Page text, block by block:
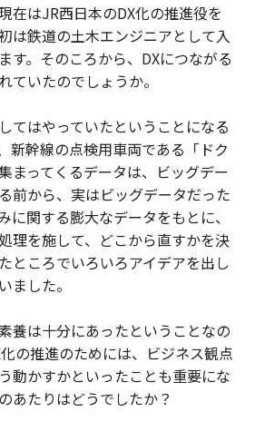
在はJR西日本のDX化の推進役を
は鉄道の土木エンジニアとして入
す。そのころから、DXにつながる
ていたのでしょうか。
はやっていたということになる
新幹線の点検用車両である「ドク
まってくるデータは、ビッグデー
前から、実はビッグデータだった
に関する膨大なデータをもとに、
理を施して、どこから直すかを決
ところでいろいろアイデアを出し
ました。
養は十分にあったということなの
の推進のためには、ビジネス観点
動かすかといったことも重要にな
あたりはどうでしたか？